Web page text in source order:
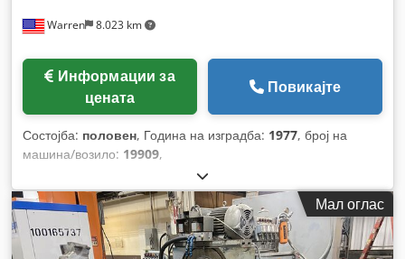
Warren 8.023 km
цената
Повикајте
Состојба: половен, Година на изградба: 1977, број на
машина/возило: 19909,
Мал оглас